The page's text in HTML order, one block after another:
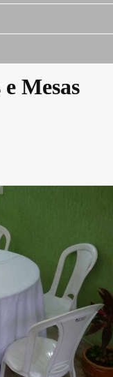
Mesas